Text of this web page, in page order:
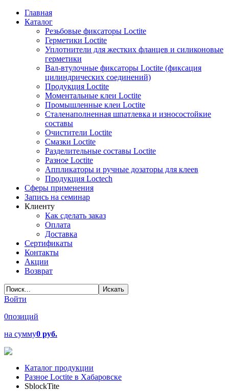
Главная
Каталог
Резьбовые фиксаторы Loctite
Герметики Loctite
Уплотнители для жестких фланцев и силиконовые
герметики
Вал-втулочные фиксаторы Loctite (фиксация
цилиндрических соединений)
Продукция Loctite
Моментальные клеи Loctite
Промышленные клеи Loctite
Сталенаполненная шпатлевка и износостойкие
составы
Очистители Loctite
Смазки Loctite
Разделительные составы Loctite
Разное Loctite
Аппликаторы и ручные дозаторы для клеев
Продукция Loctech
Сферы применения
Запись на семинар
Клиенту
Как сделать заказ
Оплата
Доставка
Сертификаты
Контакты
Акции
Возврат
Войти
0позиций
на сумму0 руб.
Каталог продукции
Разное Loctite в Хабаровске
SblockTite